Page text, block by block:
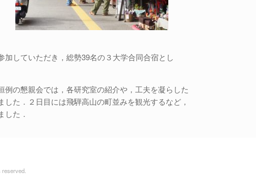
していただき，総勢39名の３大学合同合宿とし
の懇親会では，各研究室の紹介や，工夫を凝らした
た．２日目には飛騨高山の町並みを観光するなど，
した．